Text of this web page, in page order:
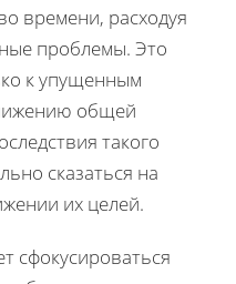
времени, расходуя
проблемы. Это
к упущенным
общей
такого
сказаться на
их целей.
сфокусироваться